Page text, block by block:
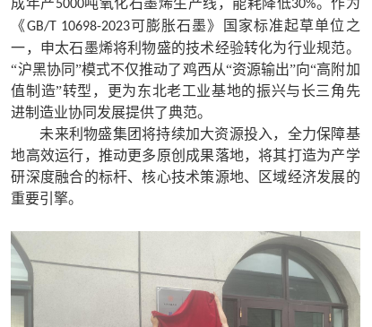
5000 30%
《GB/T 10698-2023可膨胀石墨》国家标准起草单位之
一，申太石墨烯将利物盛的技术经验转化为行业规范。
“沪黑协同”模式不仅推动了鸡西从“资源输出”向“高附加
值制造”转型，更为东北老工业基地的振兴与长三角先
进制造业协同发展提供了典范。
未来利物盛集团将持续加大资源投入，全力保障基
地高效运行，推动更多原创成果落地，将其打造为产学
研深度融合的标杆、核心技术策源地、区域经济发展的
重要引擎。